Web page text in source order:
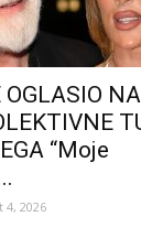
“Moje
4, 2026